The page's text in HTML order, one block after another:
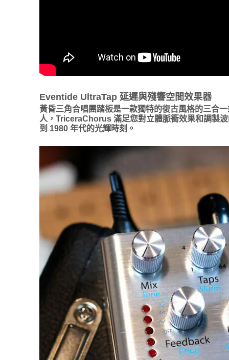
Eventide UltraTap 延遲與殘響空間效果器
黃昏三角合唱團踏板是一款獨特的復古風格的三合
人，TriceraChorus 滿足您對立體脈衝效果和調製
到 1980 年代的光輝時刻。